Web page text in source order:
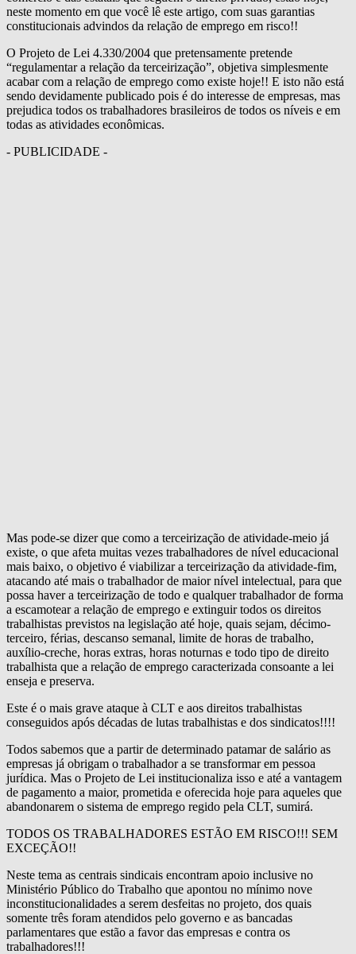
neste momento em que você lê este artigo, com suas garantias
constitucionais advindos da relação de emprego em risco!!
O Projeto de Lei 4.330/2004 que pretensamente pretende
“regulamentar a relação da terceirização”, objetiva simplesmente
acabar com a relação de emprego como existe hoje!! E isto não está
sendo devidamente publicado pois é do interesse de empresas, mas
prejudica todos os trabalhadores brasileiros de todos os níveis e em
todas as atividades econômicas.
- PUBLICIDADE -
Mas pode-se dizer que como a terceirização de atividade-meio já
existe, o que afeta muitas vezes trabalhadores de nível educacional
mais baixo, o objetivo é viabilizar a terceirização da atividade-fim,
atacando até mais o trabalhador de maior nível intelectual, para que
possa haver a terceirização de todo e qualquer trabalhador de forma
a escamotear a relação de emprego e extinguir todos os direitos
trabalhistas previstos na legislação até hoje, quais sejam, décimo-
terceiro, férias, descanso semanal, limite de horas de trabalho,
auxílio-creche, horas extras, horas noturnas e todo tipo de direito
trabalhista que a relação de emprego caracterizada consoante a lei
enseja e preserva.
Este é o mais grave ataque à CLT e aos direitos trabalhistas
conseguidos após décadas de lutas trabalhistas e dos sindicatos!!!!
Todos sabemos que a partir de determinado patamar de salário as
empresas já obrigam o trabalhador a se transformar em pessoa
jurídica. Mas o Projeto de Lei institucionaliza isso e até a vantagem
de pagamento a maior, prometida e oferecida hoje para aqueles que
abandonarem o sistema de emprego regido pela CLT, sumirá.
TODOS OS TRABALHADORES ESTÃO EM RISCO!!! SEM
EXCEÇÃO!!
Neste tema as centrais sindicais encontram apoio inclusive no
Ministério Público do Trabalho que apontou no mínimo nove
inconstitucionalidades a serem desfeitas no projeto, dos quais
somente três foram atendidos pelo governo e as bancadas
parlamentares que estão a favor das empresas e contra os
trabalhadores!!!